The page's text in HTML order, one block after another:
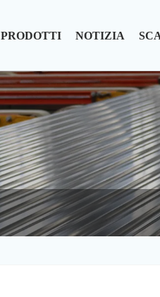
PRODOTTI NOTIZIA